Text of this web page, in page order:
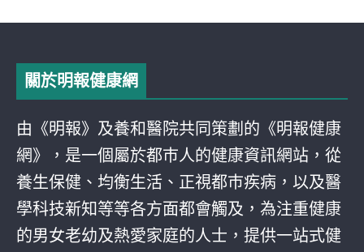
關於明報健康網
由《明報》及養和醫院共同策劃的《明報健康
網》，是一個屬於都巿人的健康資訊網站，從
養生保健、均衡生活、正視都巿疾病，以及醫
學科技新知等等各方面都會觸及，為注重健康
的男女老幼及熱愛家庭的人士，提供一站式健